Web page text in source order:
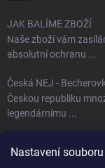
Nastavení
JAK BALÍME ZBOŽÍ
Naše zboží vám
absolutní ochranu ...
Česká NEJ -
Českou republiku
legendárnímu ...
Fenomén Bohemia